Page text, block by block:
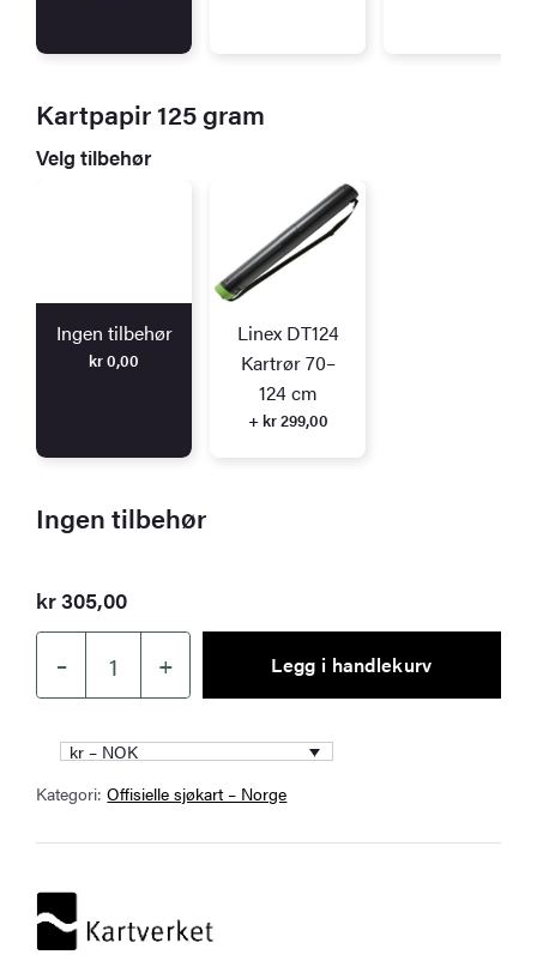
Kartpapir 125 gram
Velg tilbehør
Ingen tilbehør
kr0,00
Linex DT124
Kartrør 70–
124 cm
+ kr 299,00
Ingen tilbehør
kr305,00
–
Kartverket
sjøkart
006
Jomfruland
antall
+ Legg i handlekurv
kr – NOK
Kategori:Offisielle sjøkart – Norge